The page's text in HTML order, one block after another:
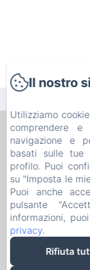
B&B
Informativa
8b Via Paolo
P.I.
Il nostro
Utilizziamo
comprendere
navigazione e
basati sulle tue
profilo. Puoi
su "Imposta le
Puoi anche
pulsante
informazioni,
privacy.
Rifiuta